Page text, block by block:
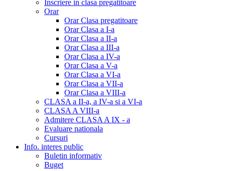
Inscriere in clasa pregatitoare
Orar
Orar Clasa pregatitoare
Orar Clasa a I-a
Orar Clasa a II-a
Orar Clasa a III-a
Orar Clasa a IV-a
Orar Clasa a V-a
Orar Clasa a VI-a
Orar Clasa a VII-a
Orar Clasa a VIII-a
CLASA a II-a, a IV-a si a VI-a
CLASA A VIII-a
Admitere CLASA A IX - a
Evaluare nationala
Cursuri
Info. interes public
Buletin informativ
Buget